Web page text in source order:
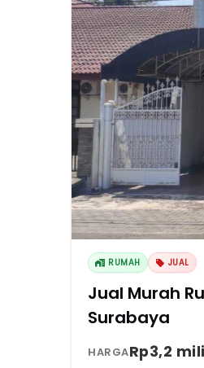
RUMAH JUAL
Jual Murah
Surabaya
HARGARp3,2